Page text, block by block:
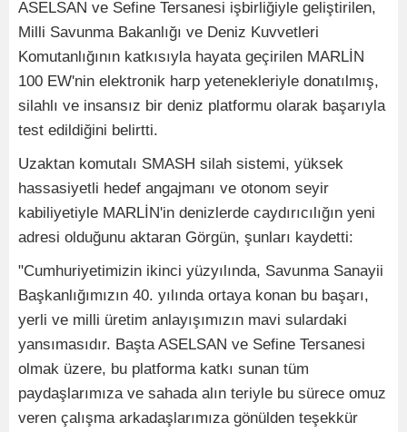
ASELSAN ve Sefine Tersanesi işbirliğiyle geliştirilen,
Milli Savunma Bakanlığı ve Deniz Kuvvetleri
Komutanlığının katkısıyla hayata geçirilen MARLİN
100 EW'nin elektronik harp yetenekleriyle donatılmış,
silahlı ve insansız bir deniz platformu olarak başarıyla
test edildiğini belirtti.
Uzaktan komutalı SMASH silah sistemi, yüksek
hassasiyetli hedef angajmanı ve otonom seyir
kabiliyetiyle MARLİN'in denizlerde caydırıcılığın yeni
adresi olduğunu aktaran Görgün, şunları kaydetti:
"Cumhuriyetimizin ikinci yüzyılında, Savunma Sanayii
Başkanlığımızın 40. yılında ortaya konan bu başarı,
yerli ve milli üretim anlayışımızın mavi sulardaki
yansımasıdır. Başta ASELSAN ve Sefine Tersanesi
olmak üzere, bu platforma katkı sunan tüm
paydaşlarımıza ve sahada alın teriyle bu sürece omuz
veren çalışma arkadaşlarımıza gönülden teşekkür